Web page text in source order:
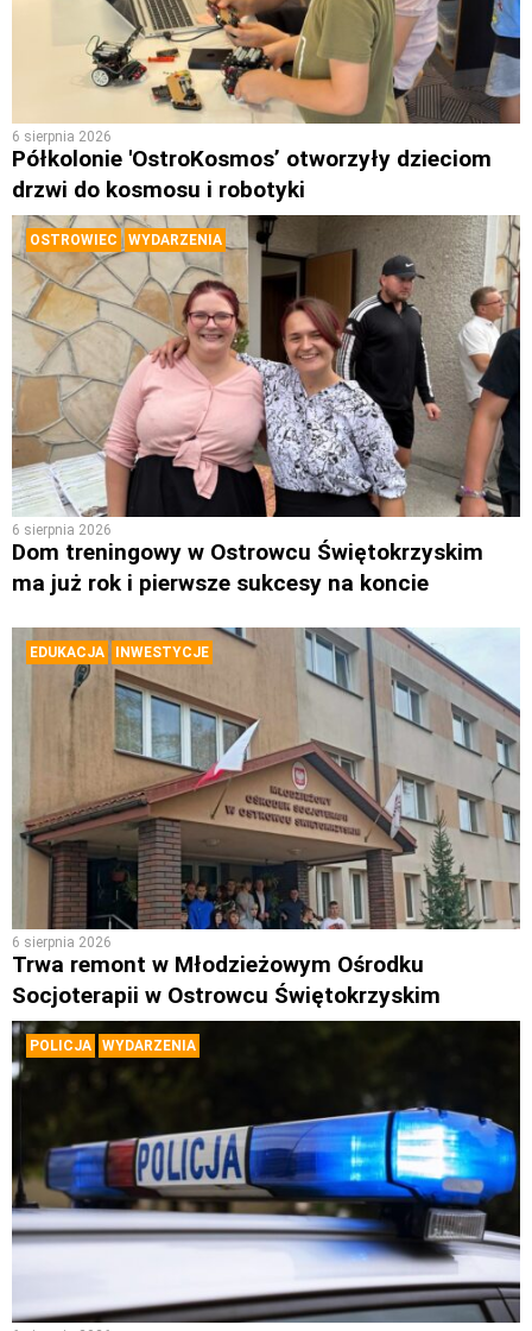
6 sierpnia 2026
Półkolonie 'OstroKosmos’ otworzyły dzieciom
drzwi do kosmosu i robotyki
OSTROWIEC WYDARZENIA
6 sierpnia 2026
Dom treningowy w Ostrowcu Świętokrzyskim
ma już rok i pierwsze sukcesy na koncie
EDUKACJA INWESTYCJE
6 sierpnia 2026
Trwa remont w Młodzieżowym Ośrodku
Socjoterapii w Ostrowcu Świętokrzyskim
POLICJA WYDARZENIA